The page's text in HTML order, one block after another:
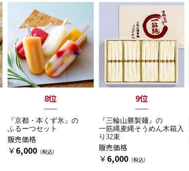
8位
『京都・本くず氷』の
ふるーつセット
販売価格
￥6,000
9位
『三輪山勝製麺』の
一筋縄麦縄そうめん木箱入
り32束
販売価格
￥6,000